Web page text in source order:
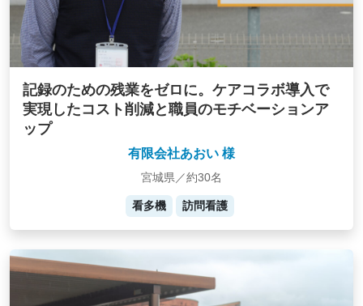
記録のための残業をゼロに。ケアコラボ導入で
実現したコスト削減と職員のモチベーションア
ップ
有限会社あおい 様
宮城県／約30名
看多機 訪問看護